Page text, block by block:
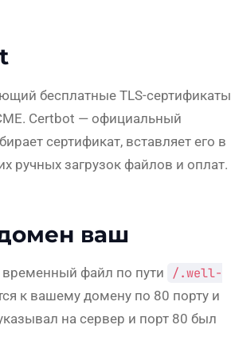
бесплатные TLS-сертификаты
Certbot — официальный
сертификат, вставляет его в
ручных загрузок файлов и оплат.
ваш
временный файл по пути /.well-
к вашему домену по 80 порту и
на сервер и порт 80 был